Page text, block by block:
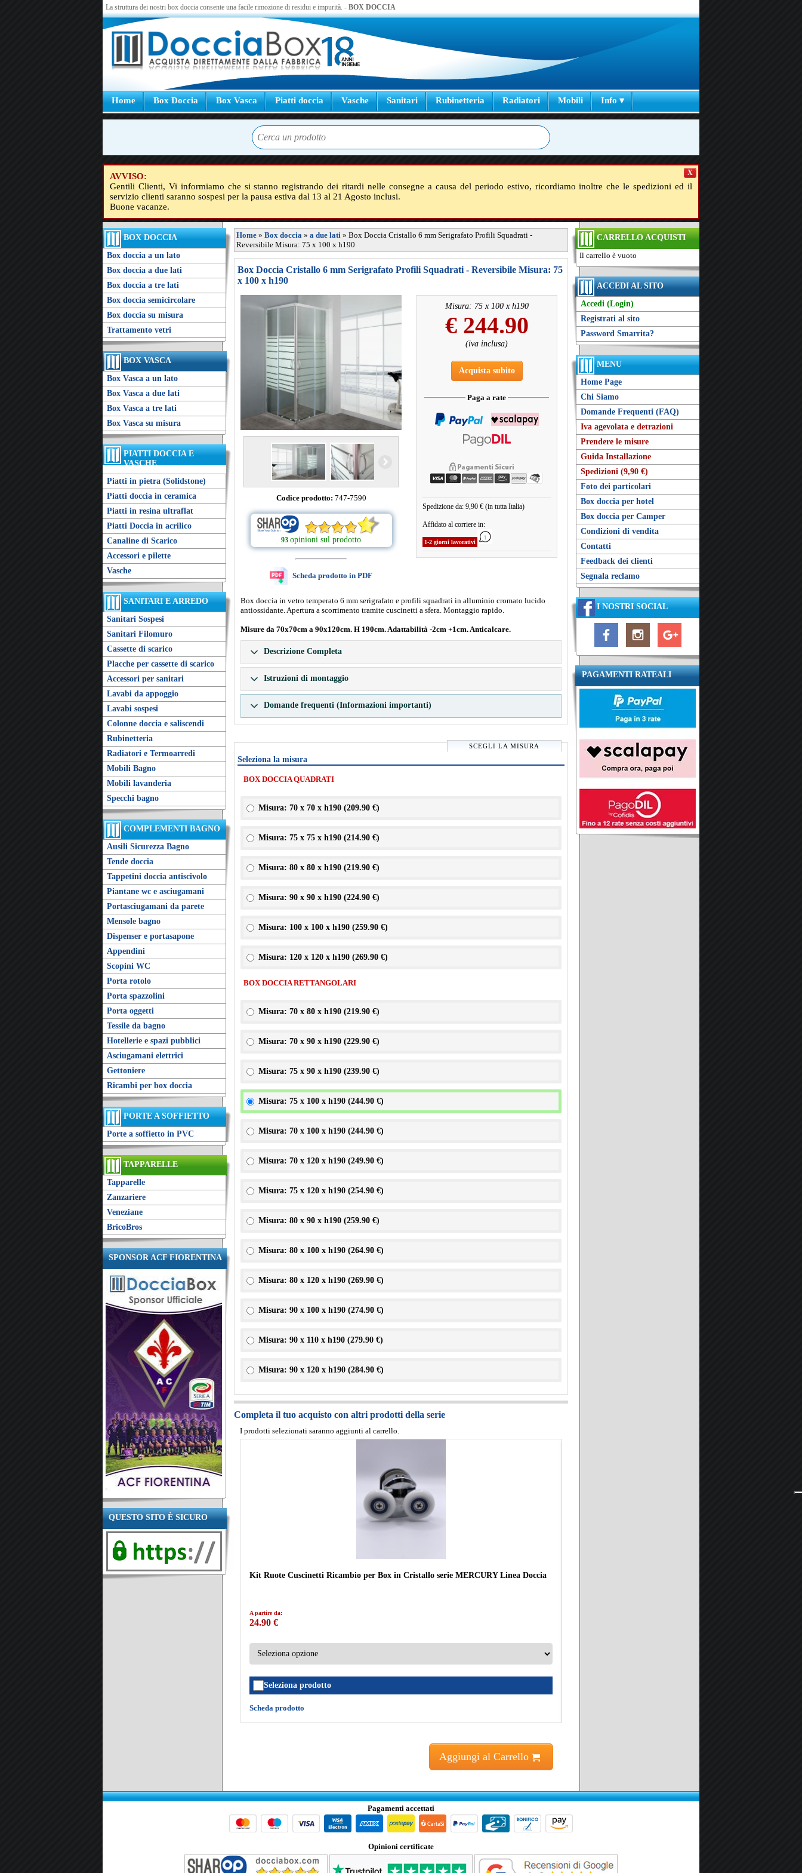
La struttura dei nostri box doccia consente una facile rimozione di residui e impurità. - BOX DOCCIA
Home Box Doccia Box Vasca Piatti doccia Vasche Sanitari Rubinetteria Radiatori Mobili Info ▾
AVVISO:
Gentili Clienti, Vi informiamo che si stanno registrando dei ritardi nelle consegne a causa del periodo estivo, ricordiamo inoltre che le spedizioni ed il
servizio clienti saranno sospesi per la pausa estiva dal 13 al 21 Agosto inclusi.
Buone vacanze.
X
BOX DOCCIA
Box doccia a un lato
Box doccia a due lati
Box doccia a tre lati
Box doccia semicircolare
Box doccia su misura
Trattamento vetri
BOX VASCA
Box Vasca a un lato
Box Vasca a due lati
Box Vasca a tre lati
Box Vasca su misura
PIATTI DOCCIA E
VASCHE
Piatti in pietra (Solidstone)
Piatti doccia in ceramica
Piatti in resina ultraflat
Piatti Doccia in acrilico
Canaline di Scarico
Accessori e pilette
Vasche
SANITARI E ARREDO
Sanitari Sospesi
Sanitari Filomuro
Cassette di scarico
Placche per cassette di scarico
Accessori per sanitari
Lavabi da appoggio
Lavabi sospesi
Colonne doccia e saliscendi
Rubinetteria
Radiatori e Termoarredi
Mobili Bagno
Mobili lavanderia
Specchi bagno
COMPLEMENTI BAGNO
Ausili Sicurezza Bagno
Tende doccia
Tappetini doccia antiscivolo
Piantane wc e asciugamani
Portasciugamani da parete
Mensole bagno
Dispenser e portasapone
Appendini
Scopini WC
Porta rotolo
Porta spazzolini
Porta oggetti
Tessile da bagno
Hotellerie e spazi pubblici
Asciugamani elettrici
Gettoniere
Ricambi per box doccia
PORTE A SOFFIETTO
Porte a soffietto in PVC
TAPPARELLE
Tapparelle
Zanzariere
Veneziane
BricoBros
SPONSOR ACF FIORENTINA
QUESTO SITO È SICURO
CARRELLO ACQUISTI
Il carrello è vuoto
ACCEDI AL SITO
Accedi (Login)
Registrati al sito
Password Smarrita?
MENU
Home Page
Chi Siamo
Domande Frequenti (FAQ)
Iva agevolata e detrazioni
Prendere le misure
Guida Installazione
Spedizioni (9,90 €)
Foto dei particolari
Box doccia per hotel
Box doccia per Camper
Condizioni di vendita
Contatti
Feedback dei clienti
Segnala reclamo
I NOSTRI SOCIAL
PAGAMENTI RATEALI
Home » Box doccia » a due lati » Box Doccia Cristallo 6 mm Serigrafato Profili Squadrati -
Reversibile Misura: 75 x 100 x h190
Box Doccia Cristallo 6 mm Serigrafato Profili Squadrati - Reversibile Misura: 75
x 100 x h190
Codice prodotto: 747-7590
93 opinioni sul prodotto
Scheda prodotto in PDF
Misura: 75 x 100 x h190
€ 244.90
(iva inclusa)
Acquista subito
Paga a rate
Spedizione da: 9,90 € (in tutta Italia)
Affidato al corriere in:
1-2 giorni lavorativi
Box doccia in vetro temperato 6 mm serigrafato e profili squadrati in alluminio cromato lucido
antiossidante. Apertura a scorrimento tramite cuscinetti a sfera. Montaggio rapido.
Misure da 70x70cm a 90x120cm. H 190cm. Adattabilità -2cm +1cm. Anticalcare.
Descrizione Completa
Istruzioni di montaggio
Domande frequenti (Informazioni importanti)
SCEGLI LA MISURA
Seleziona la misura
BOX DOCCIA QUADRATI
Misura: 70 x 70 x h190 (209.90 €)
Misura: 75 x 75 x h190 (214.90 €)
Misura: 80 x 80 x h190 (219.90 €)
Misura: 90 x 90 x h190 (224.90 €)
Misura: 100 x 100 x h190 (259.90 €)
Misura: 120 x 120 x h190 (269.90 €)
BOX DOCCIA RETTANGOLARI
Misura: 70 x 80 x h190 (219.90 €)
Misura: 70 x 90 x h190 (229.90 €)
Misura: 75 x 90 x h190 (239.90 €)
Misura: 75 x 100 x h190 (244.90 €)
Misura: 70 x 100 x h190 (244.90 €)
Misura: 70 x 120 x h190 (249.90 €)
Misura: 75 x 120 x h190 (254.90 €)
Misura: 80 x 90 x h190 (259.90 €)
Misura: 80 x 100 x h190 (264.90 €)
Misura: 80 x 120 x h190 (269.90 €)
Misura: 90 x 100 x h190 (274.90 €)
Misura: 90 x 110 x h190 (279.90 €)
Misura: 90 x 120 x h190 (284.90 €)
Completa il tuo acquisto con altri prodotti della serie
I prodotti selezionati saranno aggiunti al carrello.
Kit Ruote Cuscinetti Ricambio per Box in Cristallo serie MERCURY Linea Doccia
A partire da:
24.90 €
Seleziona prodotto
Scheda prodotto
Aggiungi al Carrello
Pagamenti accettati
Opinioni certificate